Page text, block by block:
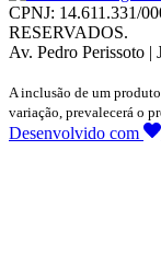
CPNJ: 14.611.331/
RESERVADOS.
Av. Pedro Perissoto
A inclusão de um
variação, prevalecerá o
Desenvolvido com